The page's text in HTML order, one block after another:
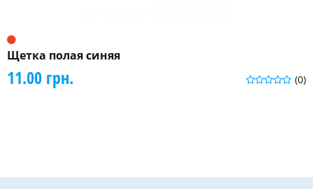
Щетка полая синяя
(0)
11.00 грн.